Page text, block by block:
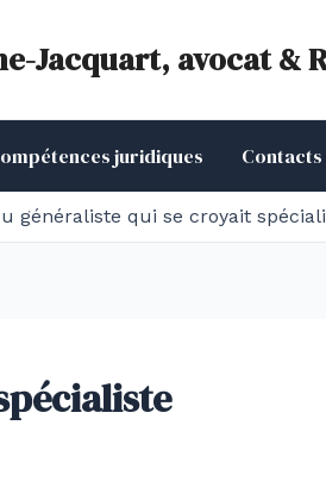
Jacquart, avocat &
juridiques Contacts
généraliste qui se croyait